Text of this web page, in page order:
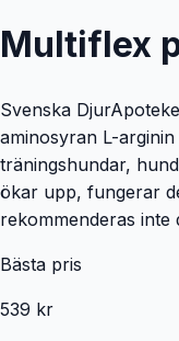
Multiflex
Svenska
aminosyran L-
träningshundar,
ökar upp, fungerar
rekommenderas inte
Bästa pris
539 kr